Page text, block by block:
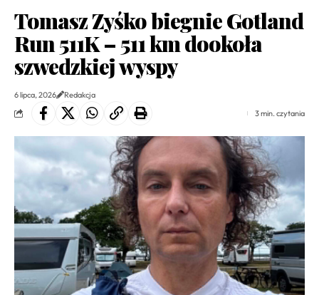
Tomasz Zyśko biegnie Gotland
Run 511K – 511 km dookoła
szwedzkiej wyspy
6 lipca, 2026
Redakcja
3 min. czytania